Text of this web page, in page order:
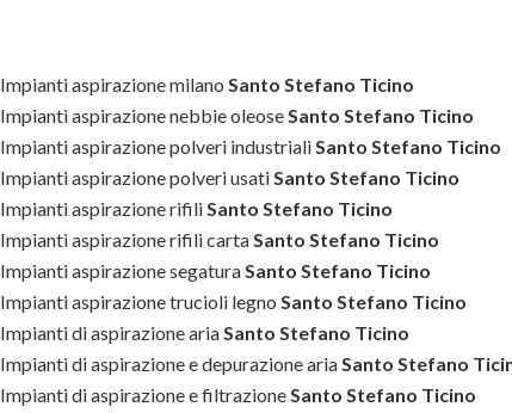
Impianti aspirazione milano Santo Stefano Ticino
Impianti aspirazione nebbie oleoseSanto Stefano Ticino
Impianti aspirazione polveri industrialiSanto Stefano Ticino
Impianti aspirazione polveri usatiSanto Stefano Ticino
Impianti aspirazione rifiliSanto Stefano Ticino
Impianti aspirazione rifili cartaSanto Stefano Ticino
Impianti aspirazione segaturaSanto Stefano Ticino
Impianti aspirazione trucioli legno Santo Stefano Ticino
Impianti di aspirazione ariaSanto Stefano Ticino
Impianti di aspirazione e depurazione ariaSanto Stefano
Impianti di aspirazione e filtrazioneSanto Stefano Ticino